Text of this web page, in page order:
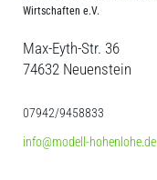
Wirtschaften e.V.
Max-Eyth-Str. 36
74632 Neuenstein
07942/9458833
info@modell-hohenlohe.de